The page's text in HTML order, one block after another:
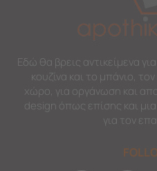
Εδώ θα βρεις αντικείμενα
κουζίνα και το μπάνιο,
χώρο, για οργάνωση και
design όπως επίσης και
για τον